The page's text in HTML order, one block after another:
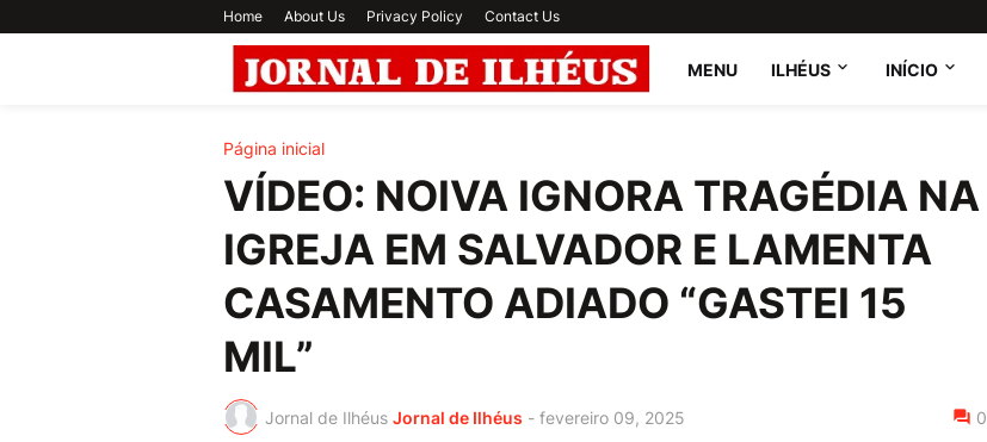
Home About Us Privacy Policy Contact Us
MENU ILHÉUS INÍCIO
Página inicial
VÍDEO: NOIVA IGNORA TRAGÉDIA NA
IGREJA EM SALVADOR E LAMENTA
CASAMENTO ADIADO “GASTEI 15
MIL”
Jornal de Ilhéus Jornal de Ilhéus - fevereiro 09, 2025 0